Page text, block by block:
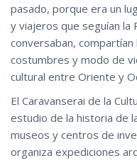
pasado, porque era un
y viajeros que seguían la
conversaban,
costumbres y modo de
cultural entre Oriente y
El Caravanserai de la
estudio de la historia de
museos y centros de
organiza expediciones